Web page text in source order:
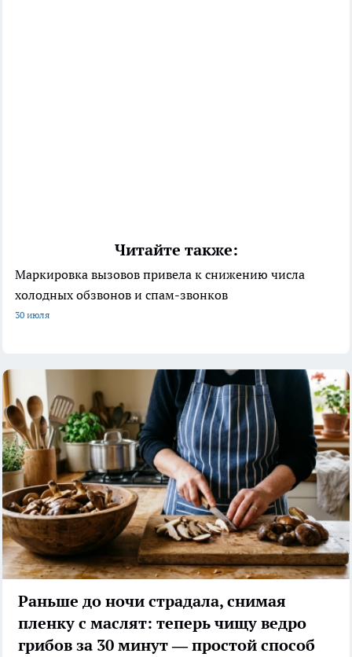
Читайте также:
Маркировка вызовов привела к снижению числа
холодных обзвонов и спам-звонков
30 июля
Раньше до ночи страдала, снимая
пленку с маслят: теперь чищу ведро
грибов за 30 минут — простой способ